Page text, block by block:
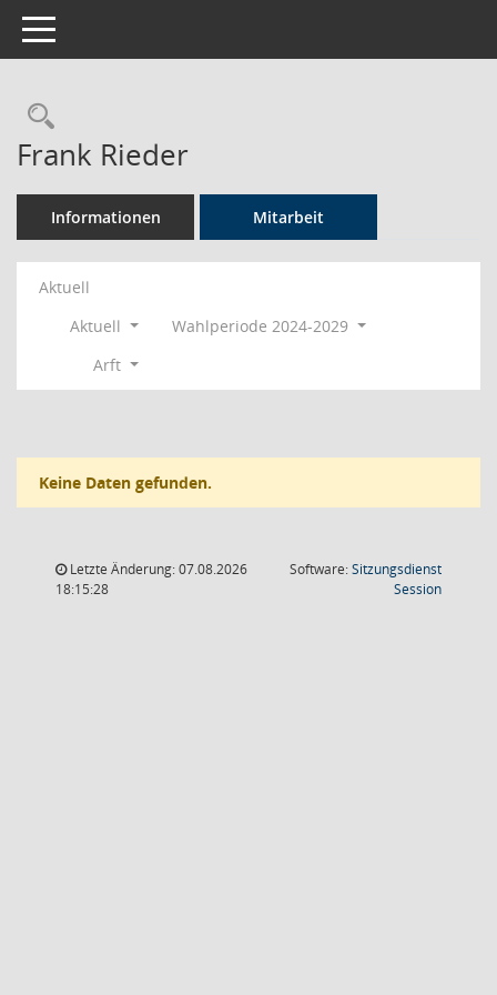
Toggle navigation
Rechercheauswahl
Frank Rieder
Informationen Mitarbeit
Aktuell
Aktuell
Wahlperiode 2024-2029
Arft
Keine Daten gefunden.
Letzte Änderung: 07.08.2026
18:15:28
Software:Sitzungsdienst
Session(Wird in